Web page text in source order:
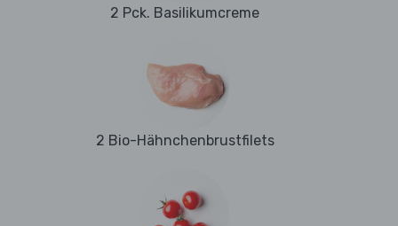
2 Pck. Basilikumcreme
2 Bio-Hähnchenbrustfilets